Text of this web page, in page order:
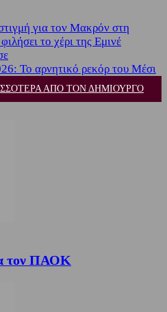
για τον Μακρόν στη
το χέρι της Εμινέ
Το αρνητικό ρεκόρ του Μέσι
ΑΠΟ ΤΟΝ ΔΗΜΙΟΥΡΓΟ
τον ΠΑΟΚ